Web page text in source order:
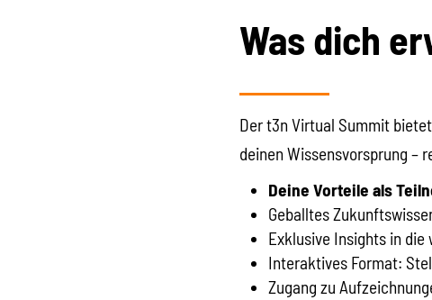
Was dich
Der t3n Virtual Summit
deinen Wissensvorsprung –
Deine Vorteile als
Geballtes
Exklusive Insights in
Interaktives Format:
Zugang zu